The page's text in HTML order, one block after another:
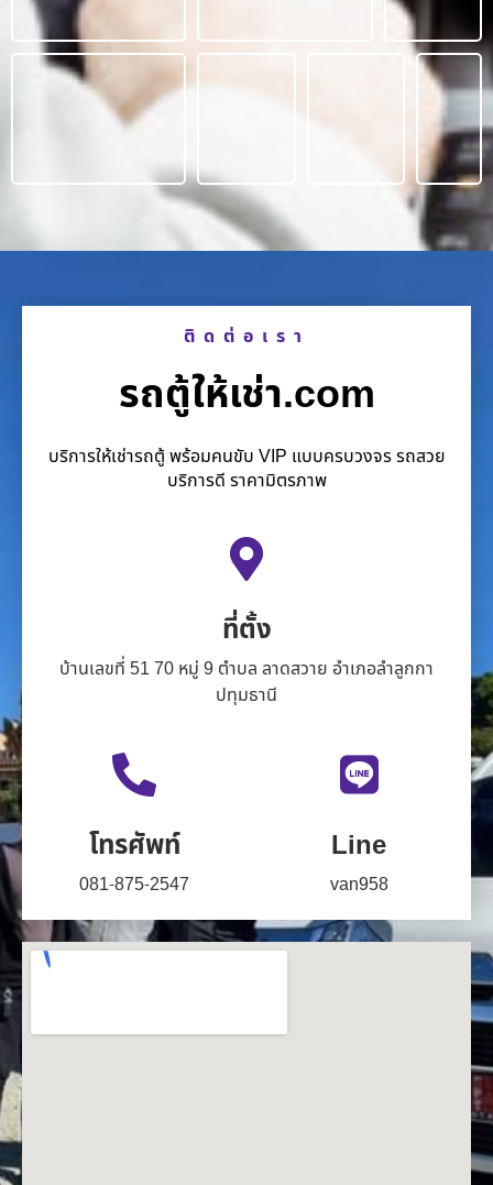
ติดต่อเรา
รถตู้ให้เช่า.com
บริการให้เช่ารถตู้ พร้อมคนขับ VIP แบบครบวงจร รถสวย
บริการดี ราคามิตรภาพ
ที่ตั้ง
บ้านเลขที่ 51 70 หมู่ 9 ตำบล ลาดสวาย อำเภอลำลูกกา
ปทุมธานี
โทรศัพท์
081-875-2547
Line
van958